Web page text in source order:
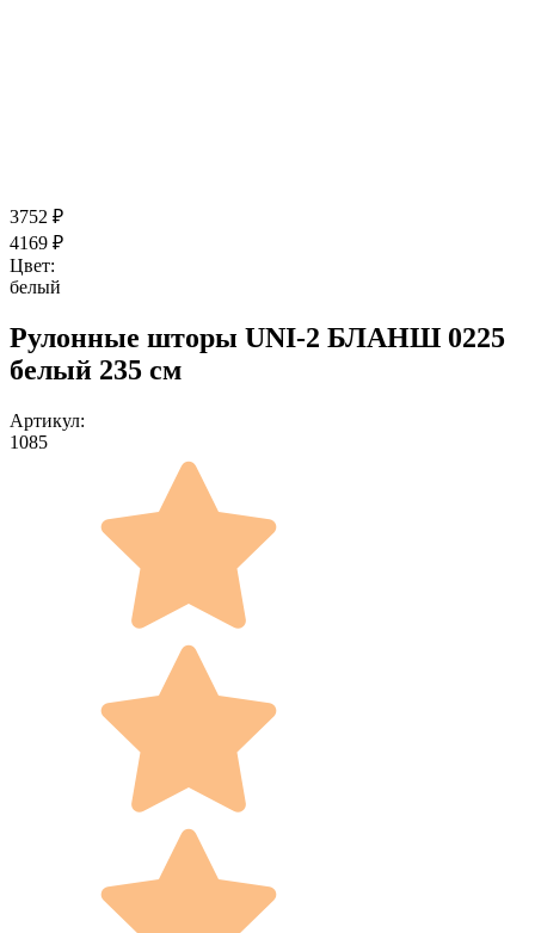
3752 ₽
4169 ₽
Цвет:
белый
Рулонные шторы UNI-2 БЛАНШ 0225
белый 235 см
Артикул:
1085